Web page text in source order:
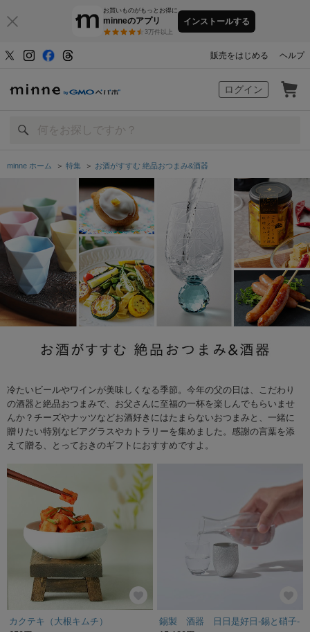
お買いものがもっとお得に
minneのアプリ
3万件以上
インストールする
販売をはじめる ヘルプ
ログイン
minne ホーム ＞ 特集 ＞ お酒がすすむ 絶品おつまみ&酒器
冷たいビールやワインが美味しくなる季節。今年の父の日は、こだわり
の酒器と絶品おつまみで、お父さんに至福の一杯を楽しんでもらいませ
んか？チーズやナッツなどお酒好きにはたまらないおつまみと、一緒に
贈りたい特別なビアグラスやカトラリーを集めました。感謝の言葉を添
えて贈る、とっておきのギフトにおすすめですよ。
カクテキ（大根キムチ）
錫製 酒器 日日是好日-錫と硝子-